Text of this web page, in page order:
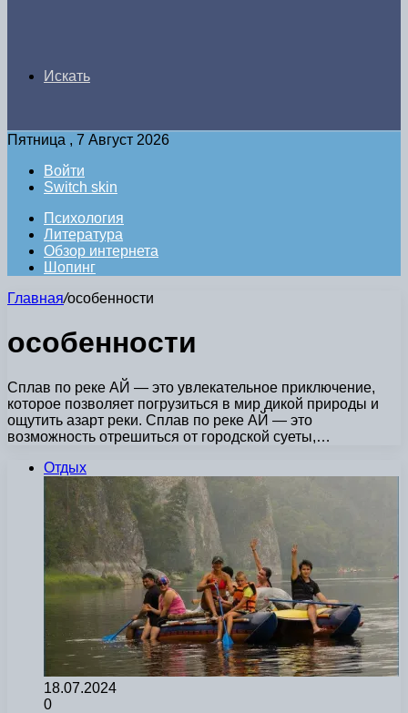
Искать
Пятница , 7 Август 2026
Войти
Switch skin
Психология
Литература
Обзор интернета
Шопинг
Главная/особенности
особенности
Сплав по реке АЙ — это увлекательное приключение,
которое позволяет погрузиться в мир дикой природы и
ощутить азарт реки. Сплав по реке АЙ — это
возможность отрешиться от городской суеты,…
Отдых
18.07.2024
0